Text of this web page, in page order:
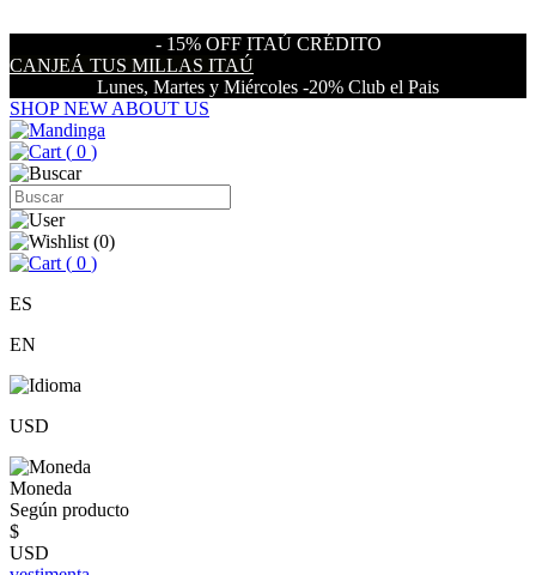
- 15% OFF ITAÚ CRÉDITO
CANJEÁ TUS MILLAS ITAÚ
Lunes, Martes y Miércoles -20% Club el Pais
SHOP NEW ABOUT US
( 0 )
(0)
( 0 )
ES
EN
USD
Moneda
Según producto
$
USD